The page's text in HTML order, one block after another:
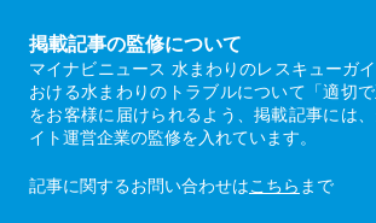
掲載記事の監修について
マイナビニュース 水まわりのレスキューガ
おける水まわりのトラブルについて「適切で
をお客様に届けられるよう、掲載記事には
イト運営企業の監修を入れています。
記事に関するお問い合わせはこちら まで